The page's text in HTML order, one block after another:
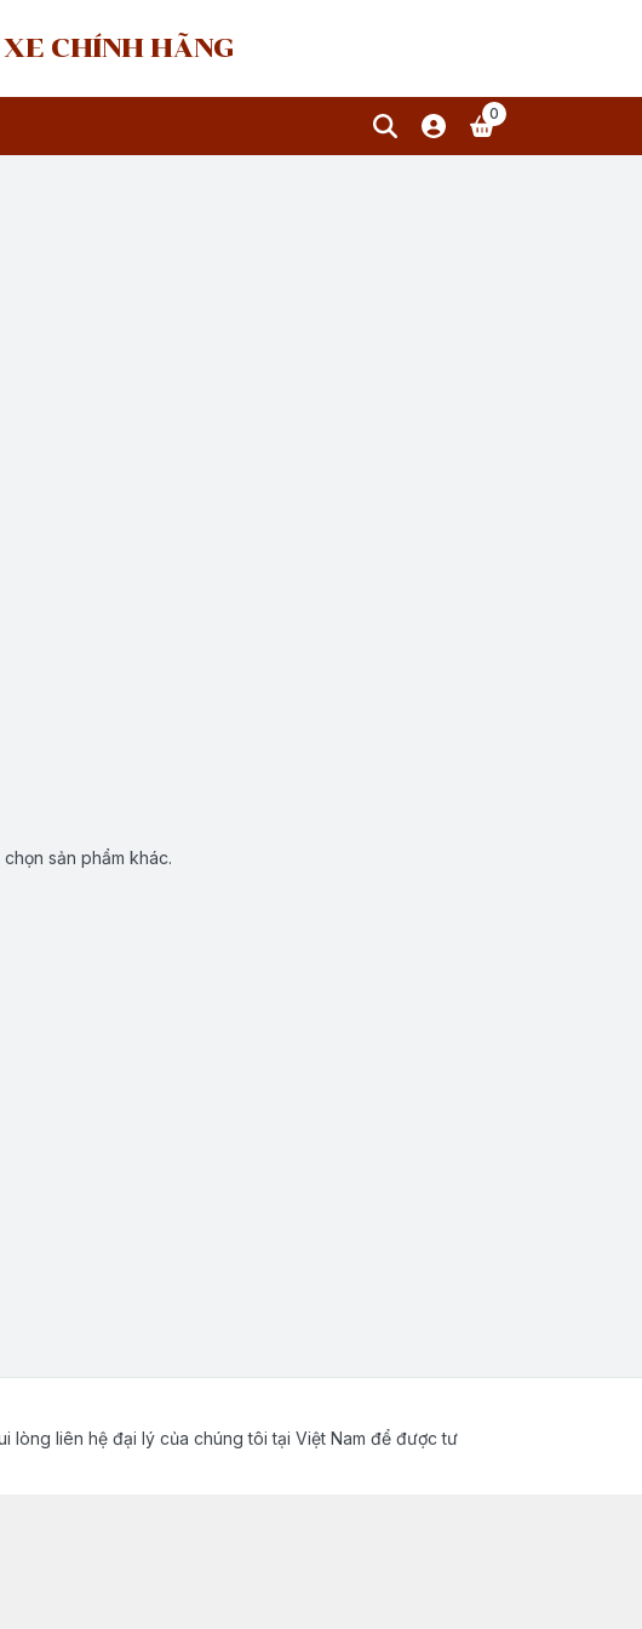
CHÍNH HÃNG
0
sản phẩm khác.
lòng liên hệ đại lý của chúng tôi tại Việt Nam để được tư